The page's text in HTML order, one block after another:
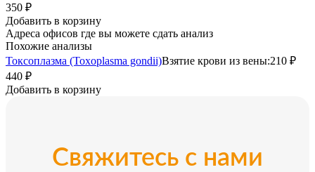
350 ₽
Добавить в корзину
Адреса офисов где вы можете сдать анализ
Похожие анализы
Токсоплазма (Toxoplasma gondii)Взятие крови из вены:210 ₽
440 ₽
Добавить в корзину
Свяжитесь с нами